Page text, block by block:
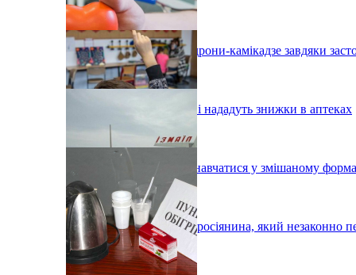
На Одещині збили два дрони-камікадзе завдяки
Одеським донорам крові нададуть знижки в аптеках
У Вілково учні можуть навчатися у змішаному
Під Ізмаїлом затримали росіянина, який незаконно